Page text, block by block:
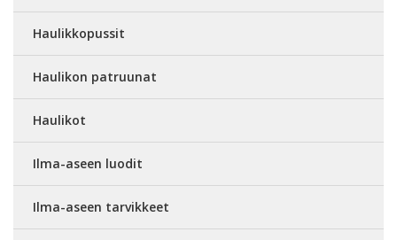
Haulikkopussit
Haulikon patruunat
Haulikot
Ilma-aseen luodit
Ilma-aseen tarvikkeet